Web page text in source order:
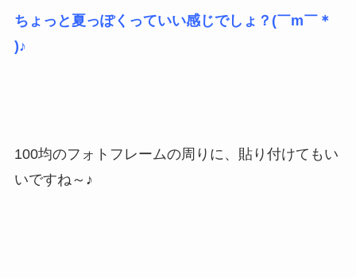
ちょっと夏っぽくっていい感じでしょ？(￣m￣＊
)♪
100均のフォトフレームの周りに、貼り付けてもい
いですね～♪